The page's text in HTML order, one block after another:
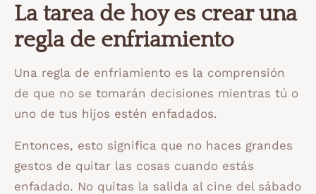
La tarea de hoy es crear una
regla de enfriamiento
Una regla de enfriamiento es la comprensión
de que no se tomarán decisiones mientras tú o
uno de tus hijos estén enfadados.
Entonces, esto significa que no haces grandes
gestos de quitar las cosas cuando estás
enfadado. No quitas la salida al cine del sábado